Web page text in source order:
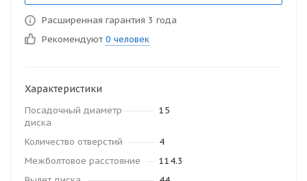
Расширенная гарантия 3 года
Рекомендуют 0 человек
Характеристики
Посадочный диаметр
диска
15
Количество отверстий
4
Межболтовое расстояние
114.3